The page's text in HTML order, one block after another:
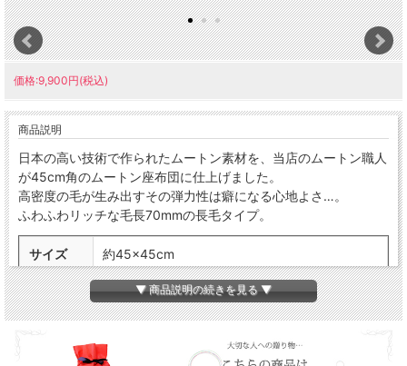
価格:9,900円(税込)
商品説明
日本の高い技術で作られたムートン素材を、当店のムートン職人
が45cm角のムートン座布団に仕上げました。
高密度の毛が生み出すその弾力性は癖になる心地よさ…。
ふわふわリッチな毛長70mmの長毛タイプ。
サイズ 約45×45cm
カラー ラベンダー
毛長 約70mm
表地 羊毛皮100％
▼ 商品説明の続きを見る ▼